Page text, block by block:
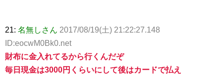
21: 名無しさん 2017/08/19(土) 21:22:27.148
ID:eocwM0Bk0.net
財布に金入れてるから行くんだぞ
毎日現金は3000円くらいにして後はカードで払え